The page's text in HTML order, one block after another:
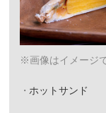
※画像はイメージ
ホットサンド